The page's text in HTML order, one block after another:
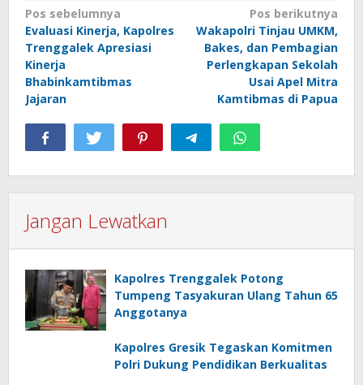
Navigasi
pos
Pos sebelumnya
Evaluasi Kinerja, Kapolres
Trenggalek Apresiasi
Kinerja
Bhabinkamtibmas
Jajaran
Pos berikutnya
Wakapolri Tinjau UMKM,
Bakes, dan Pembagian
Perlengkapan Sekolah
Usai Apel Mitra
Kamtibmas di Papua
Jangan Lewatkan
Kapolres Trenggalek Potong
Tumpeng Tasyakuran Ulang Tahun 65
Anggotanya
Kapolres Gresik Tegaskan Komitmen
Polri Dukung Pendidikan Berkualitas